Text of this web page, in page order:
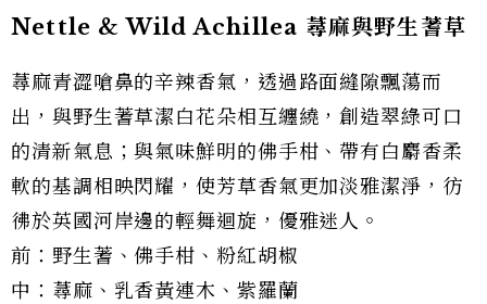
Nettle & Wild Achillea 蕁麻與野生蓍草
蕁麻青澀嗆鼻的辛辣香氣，透過路面縫隙飄蕩而
出，與野生蓍草潔白花朵相互纏繞，創造翠綠可口
的清新氣息；與氣味鮮明的佛手柑、帶有白麝香柔
軟的基調相映閃耀，使芳草香氣更加淡雅潔淨，彷
彿於英國河岸邊的輕舞迴旋，優雅迷人。
前：野生蓍、佛手柑、粉紅胡椒
中：蕁麻、乳香黃連木、紫羅蘭